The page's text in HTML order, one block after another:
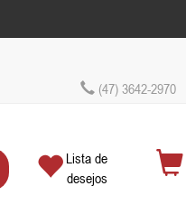
(47) 3642-2970
Lista de
desejos